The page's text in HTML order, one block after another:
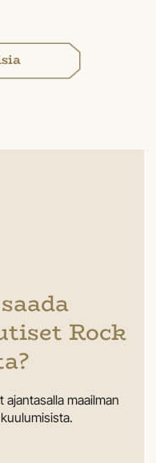
Rock
maailman